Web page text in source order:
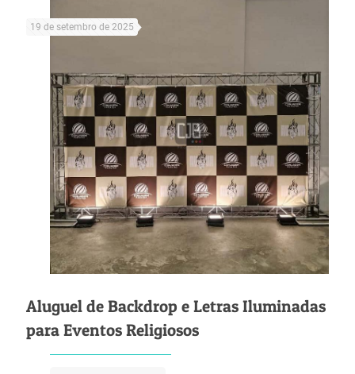
19 de setembro de 2025
Aluguel de Backdrop e Letras Iluminadas
para Eventos Religiosos